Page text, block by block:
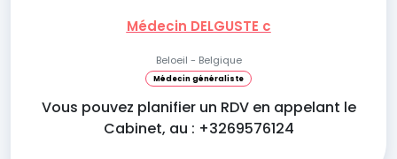
Médecin DELGUSTE c
Beloeil - Belgique
Médecin généraliste
Vous pouvez planifier un RDV en appelant le
Cabinet, au : +3269576124